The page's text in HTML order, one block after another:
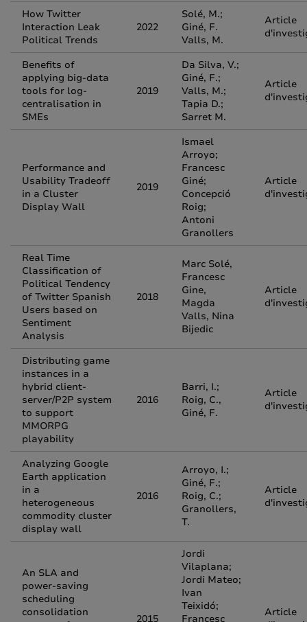
How Twitter
Interaction Leak
Political Trends
2022
Solé, M.;
Giné, F.
Valls, M.
Article
Benefits of
applying big-data
tools for log-
centralisation in
SMEs
2019
Da Silva, V.;
Giné, F.;
Valls, M.;
Tapia D.;
Sarret M.
Article
Performance and
Usability Tradeoff
in a Cluster
Display Wall
2019
Ismael
Arroyo;
Francesc
Giné;
Concepció
Roig;
Antoni
Granollers
Article
Real Time
Classification of
Political Tendency
of Twitter Spanish
Users based on
Sentiment
Analysis
2018
Marc Solé,
Francesc
Gine,
Magda
Valls, Nina
Bijedic
Article
Distributing game
instances in a
hybrid client-
server/P2P system
to support
MMORPG
playability
2016
Barri, I.;
Roig, C.,
Giné, F.
Article
Analyzing Google
Earth application
in a
heterogeneous
commodity cluster
display wall
2016
Arroyo, I.;
Giné, F.;
Roig, C.;
Granollers,
T.
Article
An SLA and
power-saving
scheduling
consolidation
2015
Jordi
Vilaplana;
Jordi Mateo;
Ivan
Teixidó;
Francesc
Article